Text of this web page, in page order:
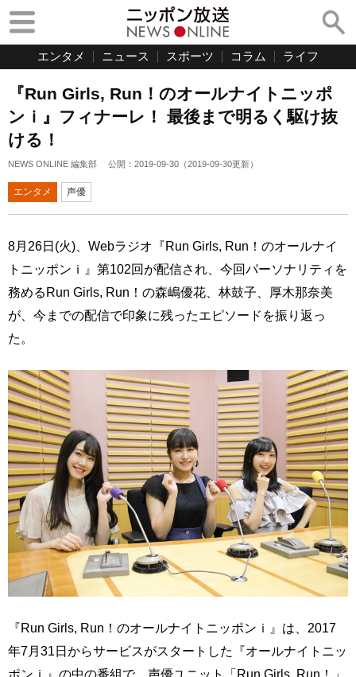
エンタメ ニュース スポーツ コラム ライフ
『Run Girls, Run！のオールナイトニッポ
ンｉ』フィナーレ！ 最後まで明るく駆け抜
ける！
NEWS ONLINE 編集部 公開： 2019-09-30 （2019-09-30更新）
エンタメ 声優
8月26日(火)、Webラジオ『Run Girls, Run！のオールナイ
トニッポンｉ』第102回が配信され、今回パーソナリティを
務めるRun Girls, Run！の森嶋優花、林鼓子、厚木那奈美
が、今までの配信で印象に残ったエピソードを振り返っ
た。
『Run Girls, Run！のオールナイトニッポンｉ』は、2017
年7月31日からサービスがスタートした『オールナイトニッ
ポンｉ』の中の番組で、声優ユニット「Run Girls, Run！」